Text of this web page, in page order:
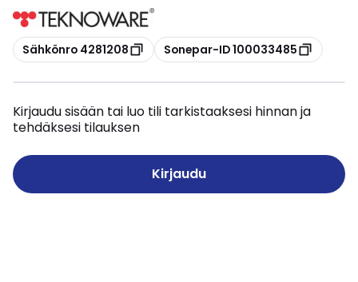
Kopioi
Sähkönro 4281208 Kopioi
Sonepar-ID 100033485
Kirjaudu sisään tai luo tili tarkistaaksesi hinnan ja
tehdäksesi tilauksen
Kirjaudu